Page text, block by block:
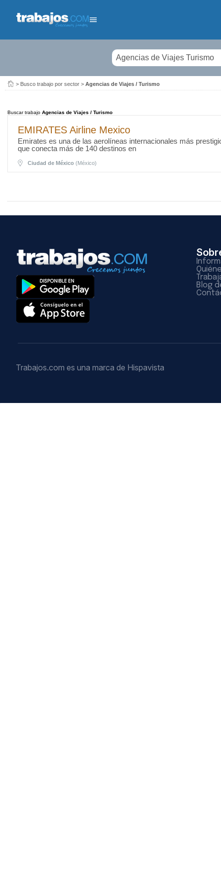
Buscar
> Busco trabajo por sector > Agencias de Viajes / Turismo
Buscar trabajo Agencias de Viajes / Turismo
EMIRATES Airline Mexico
Emirates es una de las aerolíneas internacionales más
que conecta más de 140 destinos en
Ciudad de México (México)
Blog
Trabajos.com es una marca de Hispavista